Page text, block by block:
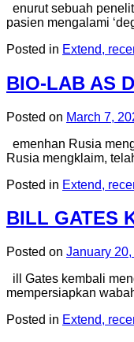
enurut sebuah
pasien mengalami
Posted in Extend,
BIO-LAB AS
Posted on March 7,
emenhan Rusia
Rusia mengklaim,
Posted in Extend,
BILL GATES
Posted on January 20,
ill Gates kembali
mempersiapkan
Posted in Extend,